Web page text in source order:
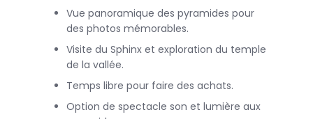
Tout au long de cecircuit ÉgypteJordanie , vous aurez
l'occasion de savourer une cuisine locale délicieuse et de
vous immerger dans les traditions culturelles des deux
pays. Que ce soit en dégustant des plats égyptiens
jordanien à Amman, chaque repas sera une expérience
mémorable.
Vue panoramique des pyramides pour
des photos mémorables.
Visite du Sphinx et exploration du temple
de la vallée.
Temps libre pour faire des achats.
Option de spectacle son et lumière aux